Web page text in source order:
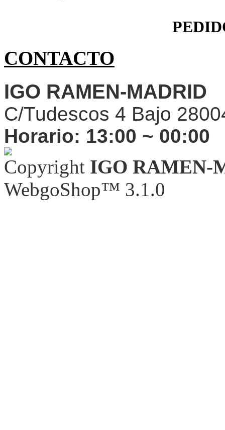
CONTACTO
IGO RAMEN-MADRID
C/Tudescos 4 Bajo
Horario: 13:00 ~ 00:00
Copyright IGO RAMEN-
WebgoShop™ 3.1.0